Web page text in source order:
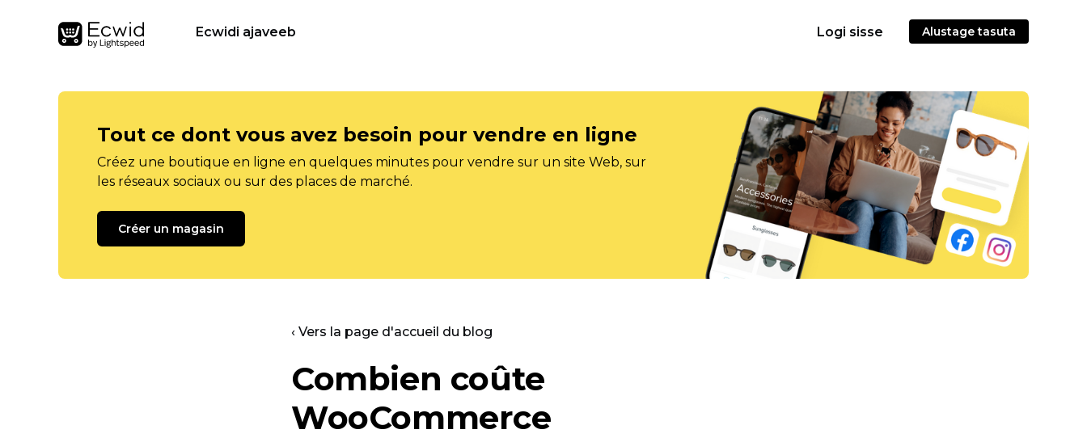
Ecwidi ajaveeb Logi sisse Alustage tasuta
Tout ce dont vous avez besoin pour vendre en ligne
Créez une boutique en ligne en quelques minutes pour vendre sur un site Web, sur
les réseaux sociaux ou sur des places de marché.
Créer un magasin
‹ Vers la page d'accueil du blog
Combien coûte
WooCommerce